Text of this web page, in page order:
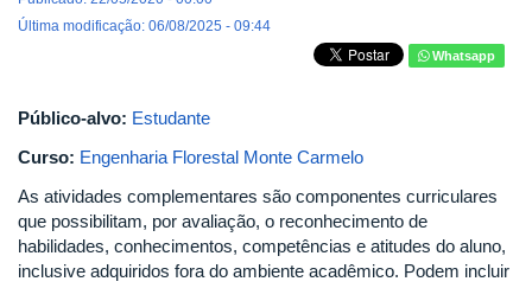
Última modificação: 06/08/2025 - 09:44
Whatsapp
Público-alvo: Estudante
Curso: Engenharia Florestal Monte Carmelo
As atividades complementares são componentes curriculares
que possibilitam, por avaliação, o reconhecimento de
habilidades, conhecimentos, competências e atitudes do aluno,
inclusive adquiridos fora do ambiente acadêmico. Podem incluir